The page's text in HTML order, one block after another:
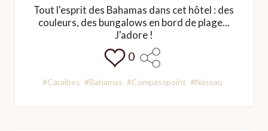
Tout l'esprit des Bahamas dans cet hôtel : des
couleurs, des bungalows en bord de plage...
J'adore !
0
#Caraibes #Bahamas #Compasspoint #Nassau